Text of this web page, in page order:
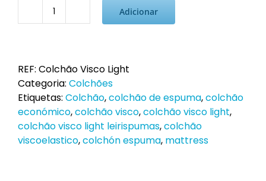
Quantidade
Light
Adicionar
REF: Colchão Visco Light
Categoria: Colchões
Etiquetas: Colchão,colchão de espuma,colchão
económico,colchão visco,colchão visco light,
colchão visco light leirispumas,colchão
viscoelastico,colchón espuma, mattress